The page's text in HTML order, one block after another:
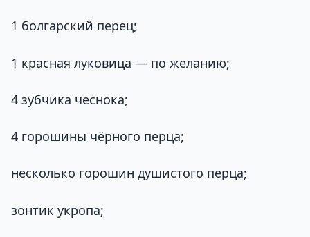
1 болгарский перец;
1 красная луковица — по желанию;
4 зубчика чеснока;
4 горошины чёрного перца;
несколько горошин душистого перца;
зонтик укропа;